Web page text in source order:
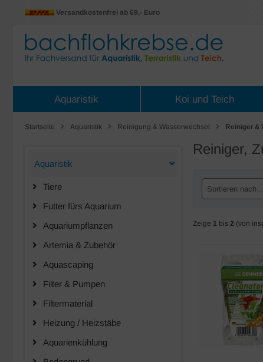
Versandkostenfrei ab 69,- Euro
Aquaristik Koi und Teich
Startseite Aquaristik Reinigung & Wasserwechsel Reiniger &
Reiniger,
Sortieren nach
Zeige 1 bis 2 (von
Aquaristik
Tiere
Futter fürs Aquarium
Aquariumpflanzen
Artemia & Zubehör
Aquascaping
Filter & Pumpen
Filtermaterial
Heizung / Heizstäbe
Aquarienkühlung